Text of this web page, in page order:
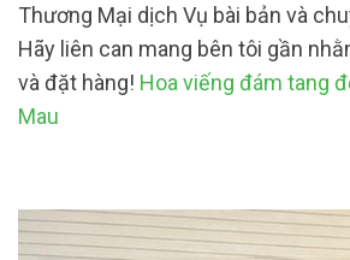
Thương Mại dịch Vụ bài bản và
Hãy liên can mang bên tôi gần
và đặt hàng! Hoa viếng đám tang
Mau